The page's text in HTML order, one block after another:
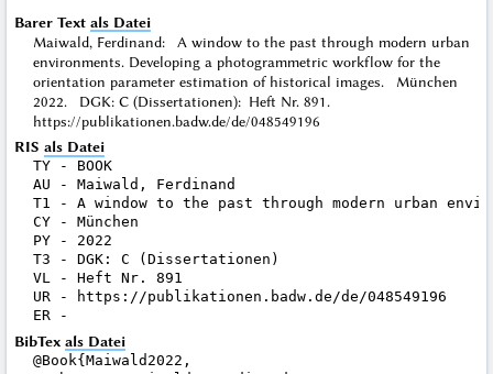
Barer Text als Datei
Maiwald, Ferdinand: A window to the past through modern urban
environments. Developing a photogrammetric workflow for the
orientation parameter estimation of historical images. München
2022. DGK: C (Dissertationen): Heft Nr. 891.
https://publikationen.badw.de/de/048549196
RIS als Datei
TY - BOOK
AU - Maiwald, Ferdinand
T1 - A window to the past through modern urban
CY - München
PY - 2022
T3 - DGK: C (Dissertationen)
VL - Heft Nr. 891
UR - https://publikationen.badw.de/de/048549196
BibTex als Datei
@Book{Maiwald2022,